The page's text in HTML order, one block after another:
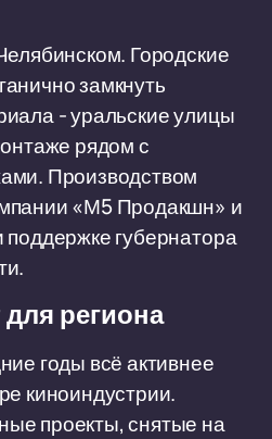
Городские
замкнуть
- уральские улицы
рядом с
Производством
«М5 Продакшн» и
губернатора
для региона
годы всё активнее
киноиндустрии.
проекты, снятые на